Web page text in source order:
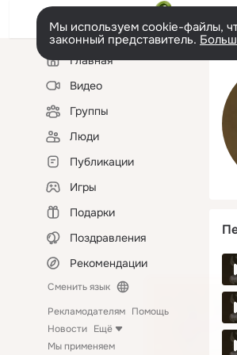
Мы используем cookie-файлы,
законный представитель.
Левая
колонкаГлавная
Видео
Группы
Люди
Публикации
Игры
Подарки
Поздравления
Рекомендации
Сменить язык
Рекламодателям Помощь
Новости Ещё
Мы применяем